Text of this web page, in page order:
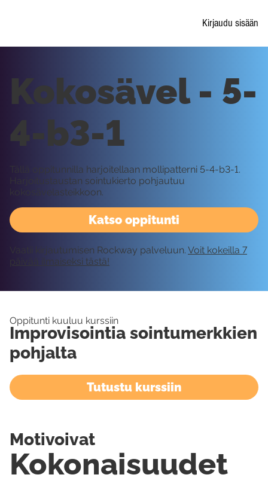
Kirjaudu sisään
Katso oppitunti
Kokosävel - 5-
4-b3-1
Tällä oppitunnilla harjoitellaan mollipatterni 5-4-b3-1.
Harjoitustaustan sointukierto pohjautuu
kokosävelasteikkoon.
Vaatii kirjautumisen Rockway palveluun. Voit kokeilla 7
päivää ilmaiseksi tästä!
Oppitunti kuuluu kurssiin
Improvisointia sointumerkkien
pohjalta
Tutustu kurssiin
Kokonaisuudet
Motivoivat